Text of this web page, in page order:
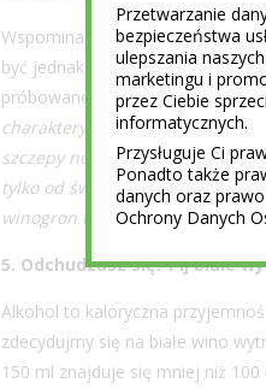
Wspominane w tytule słowa to
być jednak z powodzeniem
próbowano uprawiać w innych
charakterystycznymi dla siebie,
szczepy noszą nazwę
tylko od święta i potrafimy
winogron to powiew nowości–
5. Odchudzasz się? Pij białe
Alkohol to kaloryczna
zdecydujmy się na białe wino
150 ml znajduje się mniej niż
Przetwarzanie
bezpieczeństwa
ulepszania
marketingu i
przez Ciebie
informatycznych.
Przysługuje Ci
Ponadto także
danych oraz
Ochrony Danych